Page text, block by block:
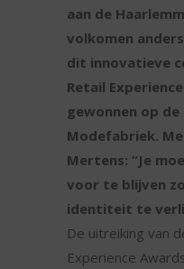
aan de
volkomen
dit innovatieve
Retail
gewonnen op
Modefabriek.
Mertens: “Je
voor te blijven
identiteit te
De uitreiking van
Experience